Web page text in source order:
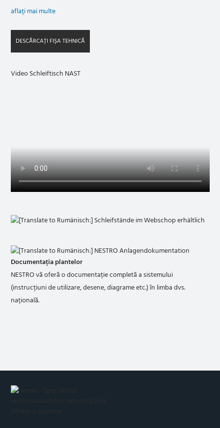
aflați mai multe
DESCĂRCAȚI FIȘA TEHNICĂ
Video Schleiftisch NAST
Documentația plantelor
NESTRO vă oferă o documentație completă a sistemului
(instrucțiuni de utilizare, desene, diagrame etc.) în limba dvs.
națională.